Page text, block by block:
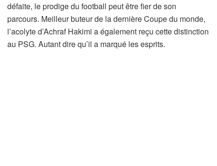
défaite, le prodige du football peut être fier de son
parcours. Meilleur buteur de la dernière Coupe du monde,
l’acolyte d’Achraf Hakimi a également reçu cette distinction
au PSG. Autant dire qu’il a marqué les esprits.